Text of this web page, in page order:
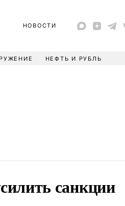
НОВОСТИ
НЕФТЬ И РУБЛЬ
санкции